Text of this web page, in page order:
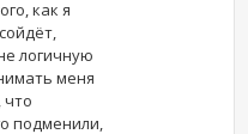
как я
логичную
меня
подменили,